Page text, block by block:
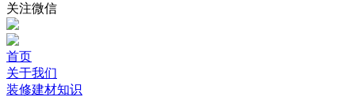
关注微信
首页
关于我们
装修建材知识